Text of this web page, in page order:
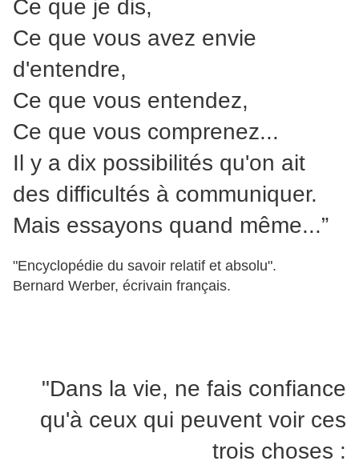
Ce que je dis,
Ce que vous avez envie
d'entendre,
Ce que vous entendez,
Ce que vous comprenez...
Il y a dix possibilités qu'on ait
des difficultés à communiquer.
Mais essayons quand même...”
"Encyclopédie du savoir relatif et absolu".
Bernard Werber, écrivain français.
"Dans la vie, ne fais confiance
qu'à ceux qui peuvent voir ces
trois choses :